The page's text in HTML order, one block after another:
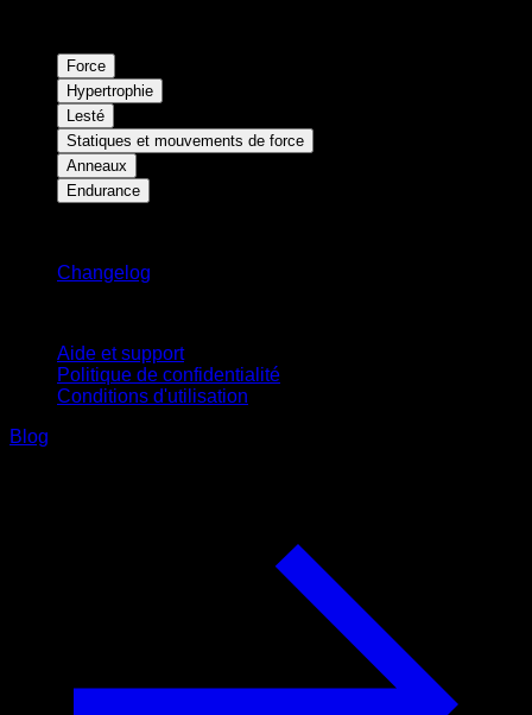
Force
Hypertrophie
Lesté
Statiques et mouvements de force
Anneaux
Endurance
Changelog
Aide et support
Politique de confidentialité
Conditions d'utilisation
Blog